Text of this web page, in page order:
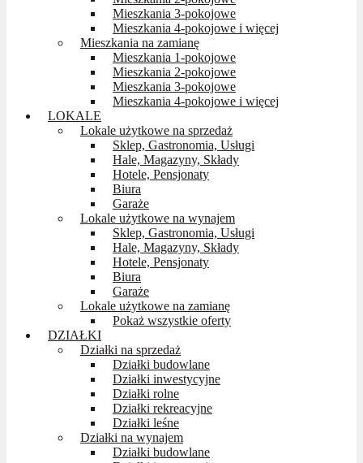
Mieszkania 3-pokojowe
Mieszkania 4-pokojowe i więcej
Mieszkania na zamianę
Mieszkania 1-pokojowe
Mieszkania 2-pokojowe
Mieszkania 3-pokojowe
Mieszkania 4-pokojowe i więcej
LOKALE
Lokale użytkowe na sprzedaż
Sklep, Gastronomia, Usługi
Hale, Magazyny, Składy
Hotele, Pensjonaty
Biura
Garaże
Lokale użytkowe na wynajem
Sklep, Gastronomia, Usługi
Hale, Magazyny, Składy
Hotele, Pensjonaty
Biura
Garaże
Lokale użytkowe na zamianę
Pokaż wszystkie oferty
DZIAŁKI
Działki na sprzedaż
Działki budowlane
Działki inwestycyjne
Działki rolne
Działki rekreacyjne
Działki leśne
Działki na wynajem
Działki budowlane